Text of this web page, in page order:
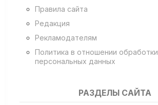
Правила сайта
Редакция
Рекламодателям
Политика в отношении обработки
персональных данных
РАЗДЕЛЫ САЙТА